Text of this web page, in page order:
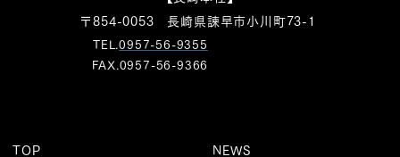
〒854-0053 長崎県諫早市小川町73-1
TEL.0957-56-9355
FAX.0957-56-9366
TOP NEWS